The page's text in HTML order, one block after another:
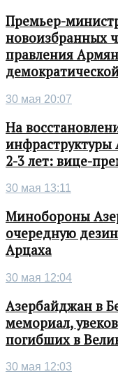
Премьер-
новоизбранных
правления
30 мая 20:07
На
инфраструктуры
2-3 лет: вице-
30 мая 13:11
Минобороны
очередную
Арцаха
30 мая 12:04
Азербайджан в
мемориал,
погибших в
30 мая 12:03